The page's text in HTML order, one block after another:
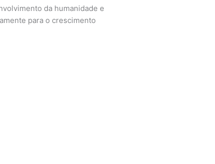
da humanidade e
para o crescimento